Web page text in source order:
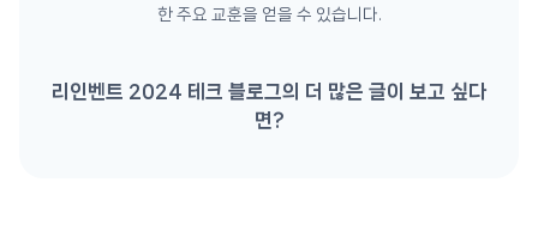
한 주요 교훈을 얻을 수 있습니다.
리인벤트 2024 테크 블로그의 더 많은 글이 보고 싶다
면?